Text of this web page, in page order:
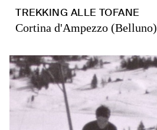
TREKKING ALLE TOFANE
Cortina d'Ampezzo (Belluno)